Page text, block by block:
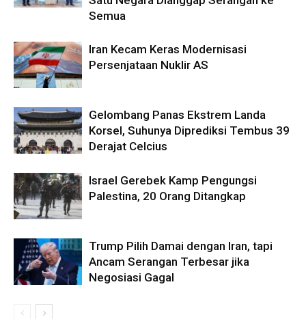
Semua
Iran Kecam Keras Modernisasi
Persenjataan Nuklir AS
Gelombang Panas Ekstrem Landa
Korsel, Suhunya Diprediksi Tembus 39
Derajat Celcius
Israel Gerebek Kamp Pengungsi
Palestina, 20 Orang Ditangkap
Trump Pilih Damai dengan Iran, tapi
Ancam Serangan Terbesar jika
Negosiasi Gagal